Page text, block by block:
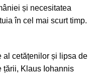
și necesitatea
în cel mai scurt timp.
al cetățenilor și lipsa de
țării, Klaus Iohannis